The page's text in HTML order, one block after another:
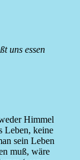
uns essen
Himmel
Leben, keine
sein Leben
muß, wäre